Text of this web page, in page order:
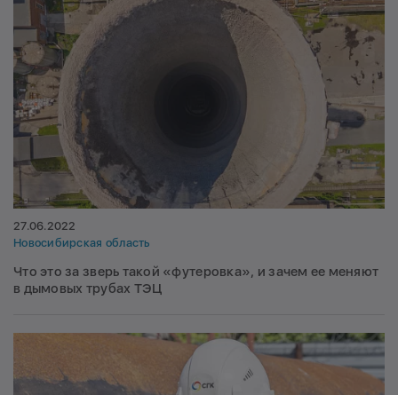
27.06.2022
Новосибирская область
Что это за зверь такой «футеровка», и зачем ее меняют
в дымовых трубах ТЭЦ